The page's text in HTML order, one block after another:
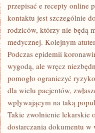
przepisać e recepty online
kontaktu jest szczególnie
rodziców, którzy nie będą
medycznej. Kolejnym
Podczas epidemii
wygodą, ale wręcz
pomogło ograniczyć
dla wielu pacjentów,
wpływającym na taką
Takie zwolnienie lekarskie
dostarczania dokumentu